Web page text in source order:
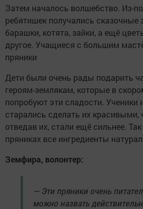
Затем началось волшебство. Из-
ребятишек получались сказочные
барашки, котята, зайки, а ещё
другое. Учащиеся с большим
пряники
Дети были очень рады подарить
героям-землякам, которые в
попробуют эти сладости. Ученики
старались сделать их
отведав их, стали ещё сильнее.
пряниках все ингредиенты
Земфира, волонтер:
— Эти пряники очень
можно назвать